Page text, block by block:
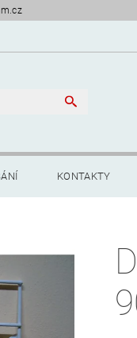
KONTAKTY